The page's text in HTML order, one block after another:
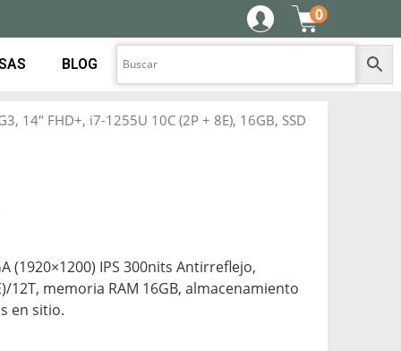
0
BLOG
14″ FHD+, i7-1255U 10C (2P + 8E), 16GB, SSD
(1920×1200) IPS 300nits Antirreflejo,
12T, memoria RAM 16GB, almacenamiento
en sitio.